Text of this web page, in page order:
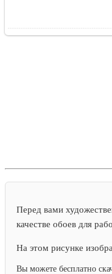
Перед вами
качестве обоев для
На этом рисунке
Вы можете бесплатно